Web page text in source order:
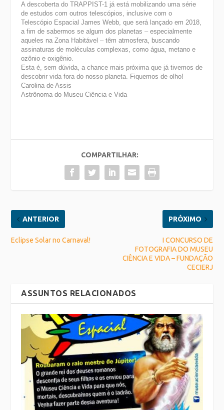
A descoberta do TRAPPIST-1 já está mobilizando uma série
de estudos com outros telescópios, inclusive com o
Telescópio Espacial James Webb, que será lançado em 2018,
a fim de sabermos se algum dos planetas – especialmente
aqueles na Zona Habitável – têm atmosfera, buscando
assinaturas de moléculas complexas, como água, metano e
ozônio e oxigênio.
Esta é, sem dúvida, a chance mais próxima que já tivemos de
descobrir vida fora do nosso planeta. Fiquemos de olho!
Carolina de Assis
Astrônoma do Museu Ciência e Vida
COMPARTILHAR:
ANTERIOR
Eclipse Solar no Carnaval!
PRÓXIMO
I CONCURSO DE
FOTOGRAFIA DO MUSEU
CIÊNCIA E VIDA – FUNDAÇÃO
CECIERJ
ASSUNTOS RELACIONADOS